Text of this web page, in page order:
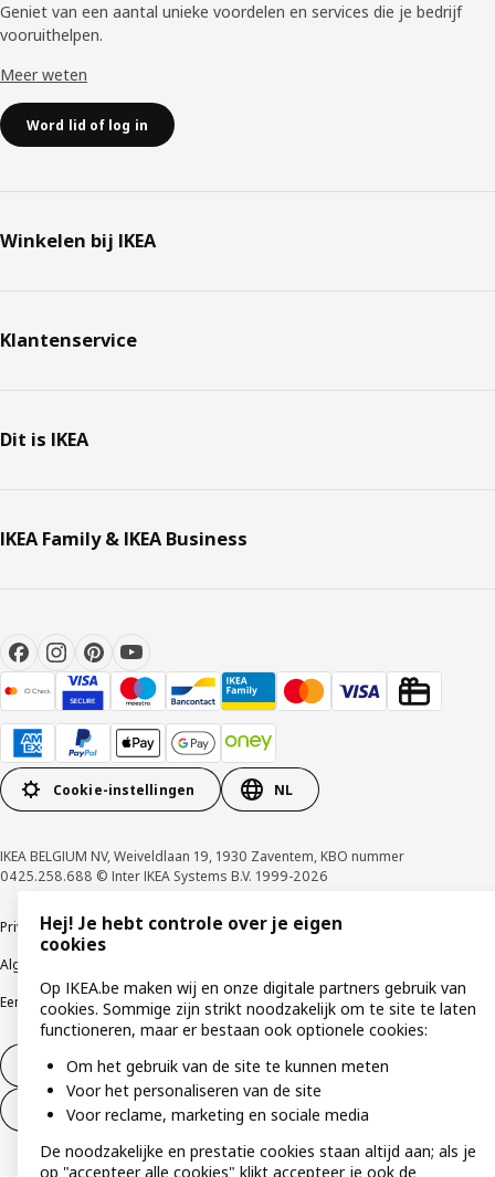
Geniet van een aantal unieke voordelen en services die je bedrijf
vooruithelpen. ​
Meer weten
Word lid of log in
Winkelen bij IKEA
Klantenservice
Dit is IKEA
IKEA Family & IKEA Business
Cookie-instellingen NL
IKEA BELGIUM NV, Weiveldlaan 19, 1930 Zaventem, KBO nummer
0425.258.688 © Inter IKEA Systems B.V. 1999-2026
PrivacybeleidCookiebeleidGebruiksvoorwaarden
Algemene contractvoorwaarden
Een etische bezorgdheid uitenKlachten
Herroeping van contract
Herroeping van contract (services)
Hej! Je hebt controle over je eigen
cookies
Op IKEA.be maken wij en onze digitale partners gebruik van
cookies. Sommige zijn strikt noodzakelijk om te site te laten
functioneren, maar er bestaan ook optionele cookies:
Om het gebruik van de site te kunnen meten
Voor het personaliseren van de site
Voor reclame, marketing en sociale media
De noodzakelijke en prestatie cookies staan altijd aan; als je
op "accepteer alle cookies" klikt accepteer je ook de